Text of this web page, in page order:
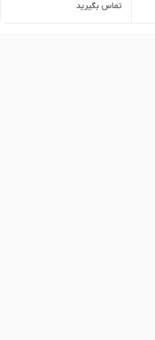
تاپ ZBook X2 G4
تماس بگیرید